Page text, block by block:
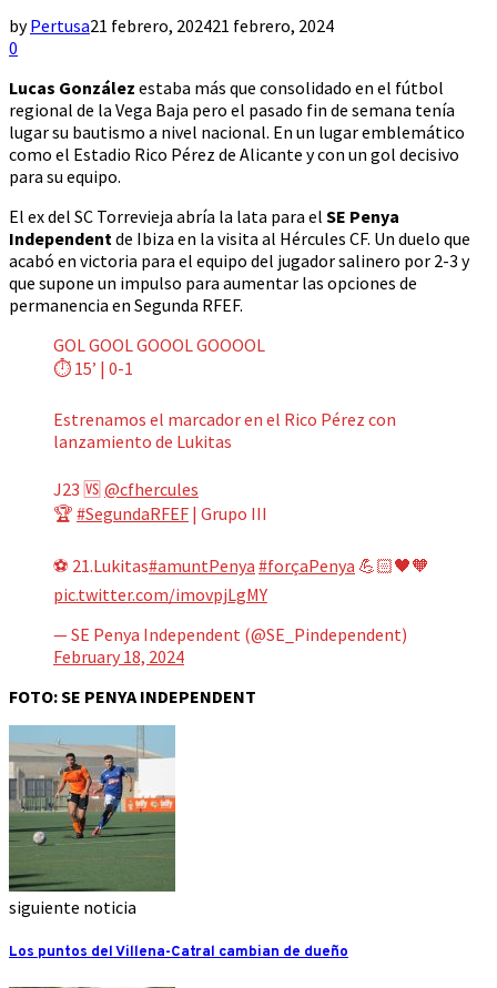
byPertusa21 febrero, 202421 febrero, 2024
0
Lucas González estaba más que consolidado en el fútbol
regional de la Vega Baja pero el pasado fin de semana tenía
lugar su bautismo a nivel nacional. En un lugar emblemático
como el Estadio Rico Pérez de Alicante y con un gol decisivo
para su equipo.
El ex del SC Torrevieja abría la lata para el SE Penya
Independentde Ibiza en la visita al Hércules CF. Un duelo que
acabó en victoria para el equipo del jugador salinero por 2-3 y
que supone un impulso para aumentar las opciones de
permanencia en Segunda RFEF.
GOL GOOL GOOOL GOOOOL
⏱️ 15’ | 0-1
Estrenamos el marcador en el Rico Pérez con
lanzamiento de Lukitas
J23 🆚 @cfhercules
🏆 #SegundaRFEF | Grupo III
⚽️ 21.Lukitas#amuntPenya #forçaPenya 💪🏻🖤🧡
pic.twitter.com/imovpjLgMY
— SE Penya Independent (@SE_Pindependent)
February 18, 2024
FOTO: SE PENYA INDEPENDENT
siguiente noticia
Los puntos del Villena-Catral cambian de dueño